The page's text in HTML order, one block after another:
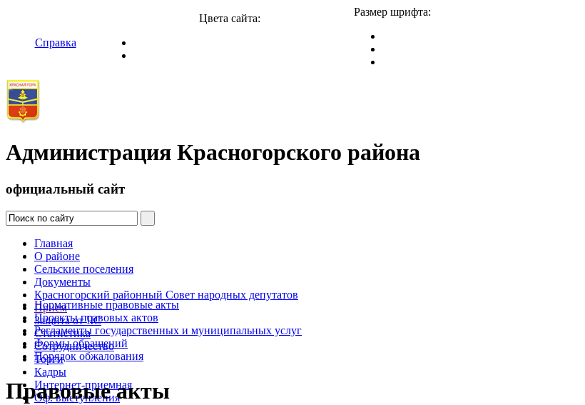
Справка
Цвета сайта:
Размер шрифта:
Администрация Красногорского района
официальный сайт
Главная
О районе
Сельские поселения
Документы
Красногорский районный Совет народных депутатов
Прием
Защита от ЧС
Статистика
Сотрудничество
Торги
Кадры
Интернет-приемная
Оф. выступления
Нормативные правовые акты
Проекты правовых актов
Регламенты государственных и муниципальных услуг
Формы обращений
Порядок обжалования
Правовые акты